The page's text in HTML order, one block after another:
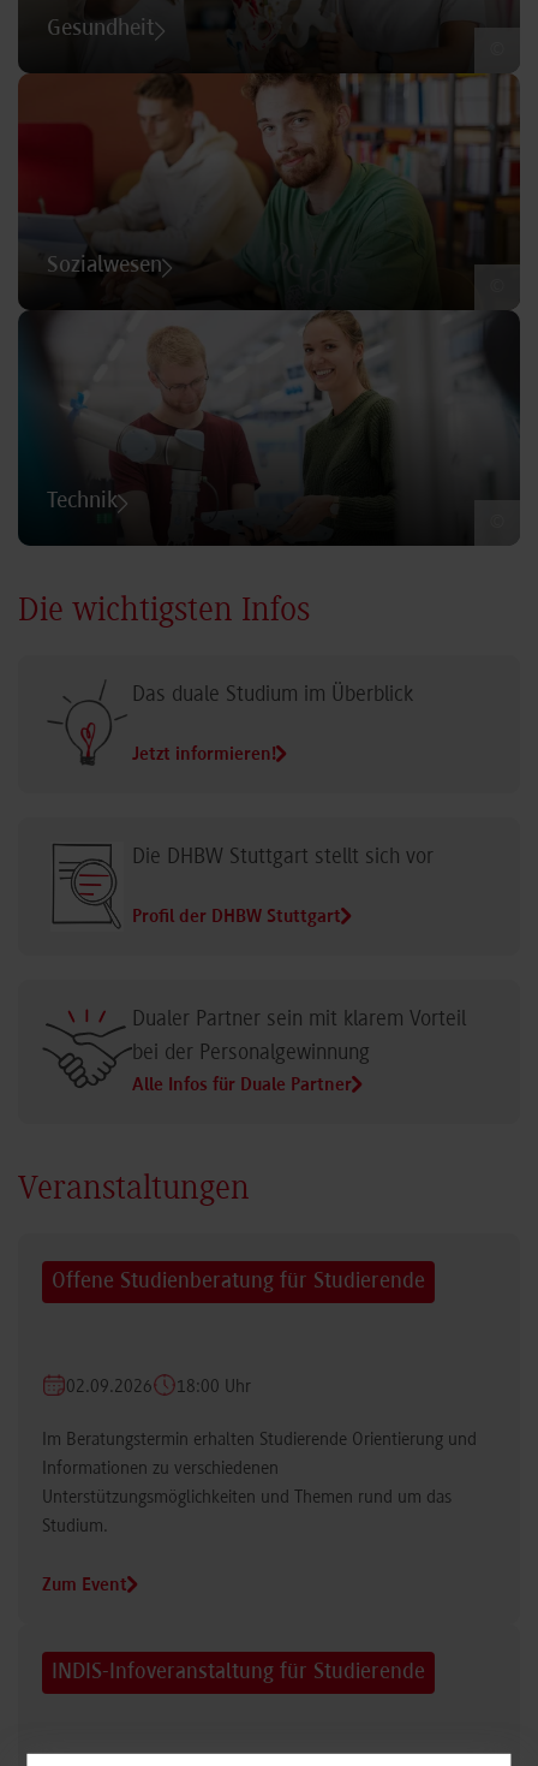
Gesundheit
Sozialwesen
Technik
Die wichtigsten Infos
Das duale Studium im Überblick
Jetzt informieren!
Die DHBW Stuttgart stellt sich vor
Profil der DHBW Stuttgart
Dualer Partner sein mit klarem Vorteil
bei der Personalgewinnung
Alle Infos für Duale Partner
Veranstaltungen
Offene Studienberatung für Studierende
02.09.2026 18:00 Uhr
Im Beratungstermin erhalten Studierende Orientierung und
Informationen zu verschiedenen
Unterstützungsmöglichkeiten und Themen rund um das
Studium.
Zum Event
INDIS-Infoveranstaltung für Studierende